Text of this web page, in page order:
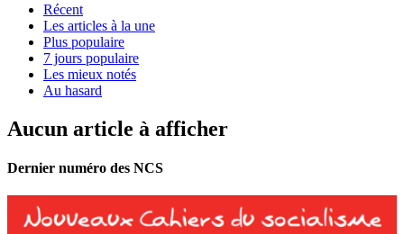
Récent
Les articles à la une
Plus populaire
7 jours populaire
Les mieux notés
Au hasard
Aucun article à afficher
Dernier numéro des NCS